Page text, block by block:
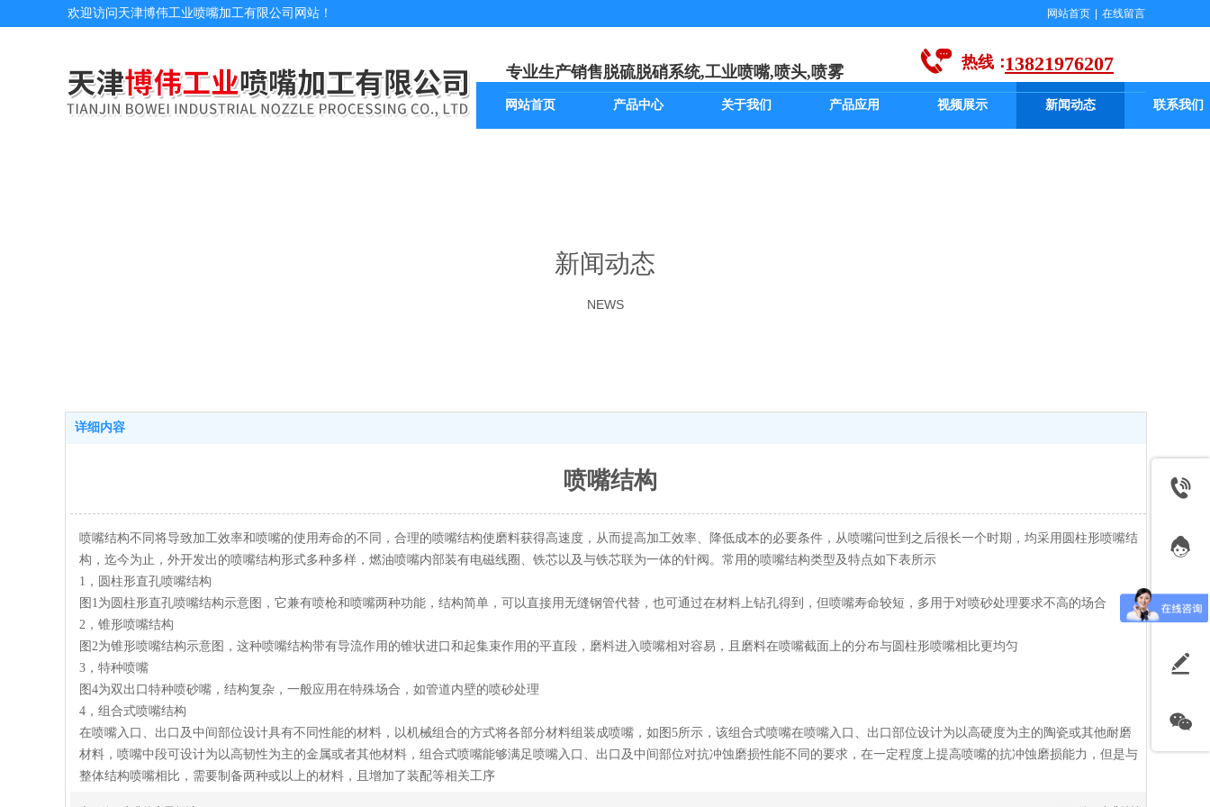
专业生产销售脱硫脱硝系统,工业喷嘴,喷头,喷雾 13821976207
热线：
欢迎访问天津博伟工业喷嘴加工有限公司网站！
网站首页 产品中心 关于我们 产品应用 视频展示 新闻动态 联系我们
网站首页 在线留言
新闻动态
NEWS
详细内容
喷嘴结构
喷嘴结构不同将导致加工效率和喷嘴的使用寿命的不同，合理的喷嘴结构使磨料获得高速度，从而提高加工效率、降低成本的必要条件，从喷嘴问世到之后很长一个时期，均采用圆柱形喷嘴结
构，迄今为止，外开发出的喷嘴结构形式多种多样，燃油喷嘴内部装有电磁线圈、铁芯以及与铁芯联为一体的针阀。常用的喷嘴结构类型及特点如下表所示
1，圆柱形直孔喷嘴结构
图1为圆柱形直孔喷嘴结构示意图，它兼有喷枪和喷嘴两种功能，结构简单，可以直接用无缝钢管代替，也可通过在材料上钻孔得到，但喷嘴寿命较短，多用于对喷砂处理要求不高的场合
2，锥形喷嘴结构
图2为锥形喷嘴结构示意图，这种喷嘴结构带有导流作用的锥状进口和起集束作用的平直段，磨料进入喷嘴相对容易，且磨料在喷嘴截面上的分布与圆柱形喷嘴相比更均匀
3，特种喷嘴
图4为双出口特种喷砂嘴，结构复杂，一般应用在特殊场合，如管道内壁的喷砂处理
4，组合式喷嘴结构
在喷嘴入口、出口及中间部位设计具有不同性能的材料，以机械组合的方式将各部分材料组装成喷嘴，如图5所示，该组合式喷嘴在喷嘴入口、出口部位设计为以高硬度为主的陶瓷或其他耐磨
材料，喷嘴中段可设计为以高韧性为主的金属或者其他材料，组合式喷嘴能够满足喷嘴入口、出口及中间部位对抗冲蚀磨损性能不同的要求，在一定程度上提高喷嘴的抗冲蚀磨损能力，但是与
整体结构喷嘴相比，需要制备两种或以上的材料，且增加了装配等相关工序